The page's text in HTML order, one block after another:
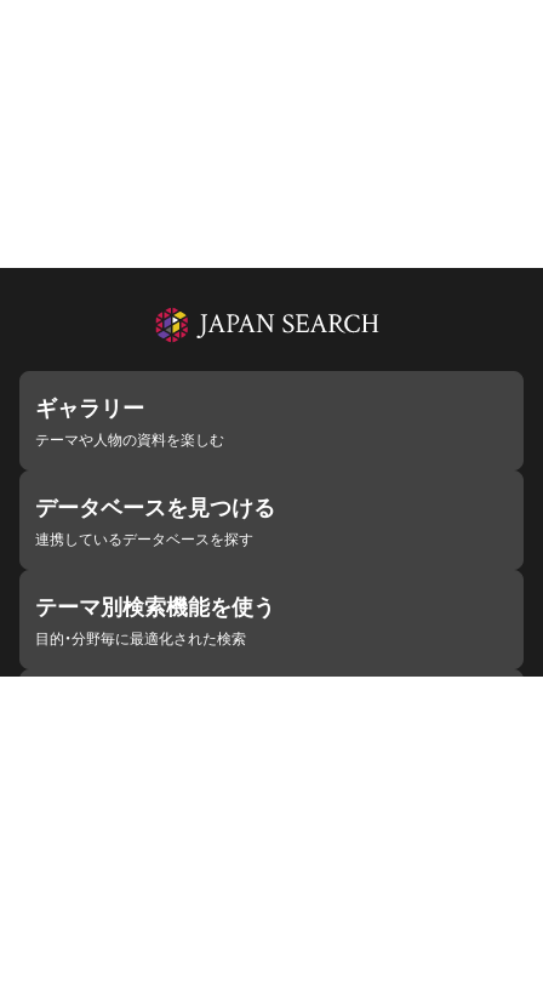
ギャラリー
テーマや人物の資料を楽しむ
データベースを見つける
連携しているデータベースを探す
テーマ別検索機能を使う
目的・分野毎に最適化された検索